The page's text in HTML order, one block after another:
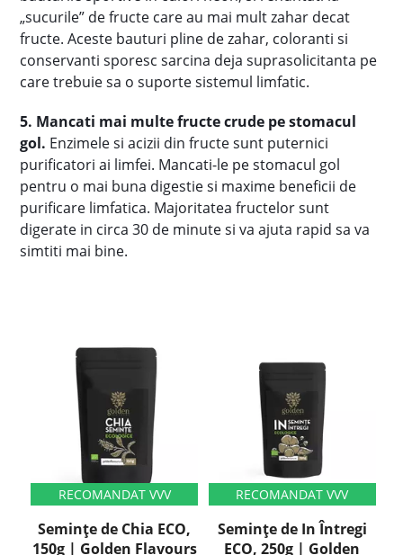
„sucurile” de fructe care au mai mult zahar decat
fructe. Aceste bauturi pline de zahar, coloranti si
conservanti sporesc sarcina deja suprasolicitanta pe
care trebuie sa o suporte sistemul limfatic.
5. Mancati mai multe fructe crude pe stomacul
gol. Enzimele si acizii din fructe sunt puternici
purificatori ai limfei. Mancati-le pe stomacul gol
pentru o mai buna digestie si maxime beneficii de
purificare limfatica. Majoritatea fructelor sunt
digerate in circa 30 de minute si va ajuta rapid sa va
simtiti mai bine.
Semințe de Chia ECO,
150g | Golden Flavours
Semințe de In Întregi
ECO, 250g | Golden